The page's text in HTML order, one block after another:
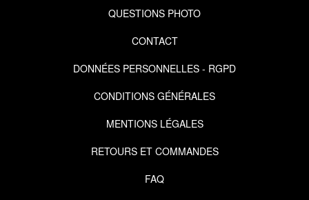
QUESTIONS PHOTO
CONTACT
DONNÉES PERSONNELLES - RGPD
CONDITIONS GÉNÉRALES
MENTIONS LÉGALES
RETOURS ET COMMANDES
FAQ